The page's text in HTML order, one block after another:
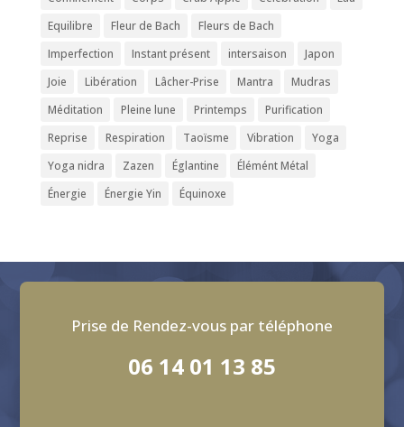
Equilibre
Fleur de Bach
Fleurs de Bach
Imperfection
Instant présent intersaison
Japon
Joie
Libération Lâcher-Prise Mantra
Mudras
Méditation
Pleine lune Printemps
Purification
Reprise
Respiration Taoïsme Vibration
Yoga
Yoga nidra
Zazen Églantine
Élémént Métal
Énergie
Énergie Yin Équinoxe
Prise de Rendez-vous par téléphone
06 14 01 13 85